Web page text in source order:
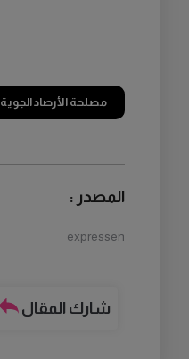
مصلحة الأرصاد الجوية
المصدر :
expressen
شارك المقال